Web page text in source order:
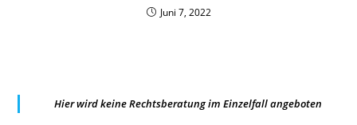
Juni 7, 2022
Hier wird keine Rechtsberatung im Einzelfall angeboten